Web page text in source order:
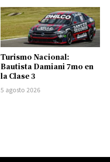
Turismo Nacional:
Bautista Damiani 7mo en
la Clase 3
5 agosto 2026